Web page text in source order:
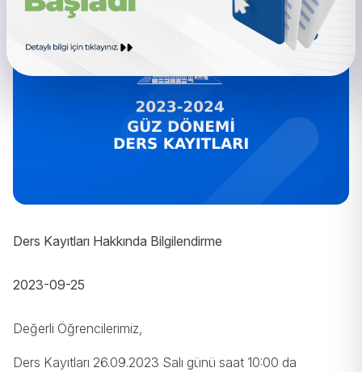
Ders Kayıtları Hakkında Bilgilendirme
2023-09-25
Değerli Öğrencilerimiz,
Ders Kayıtları 26.09.2023 Salı günü saat 10:00 da